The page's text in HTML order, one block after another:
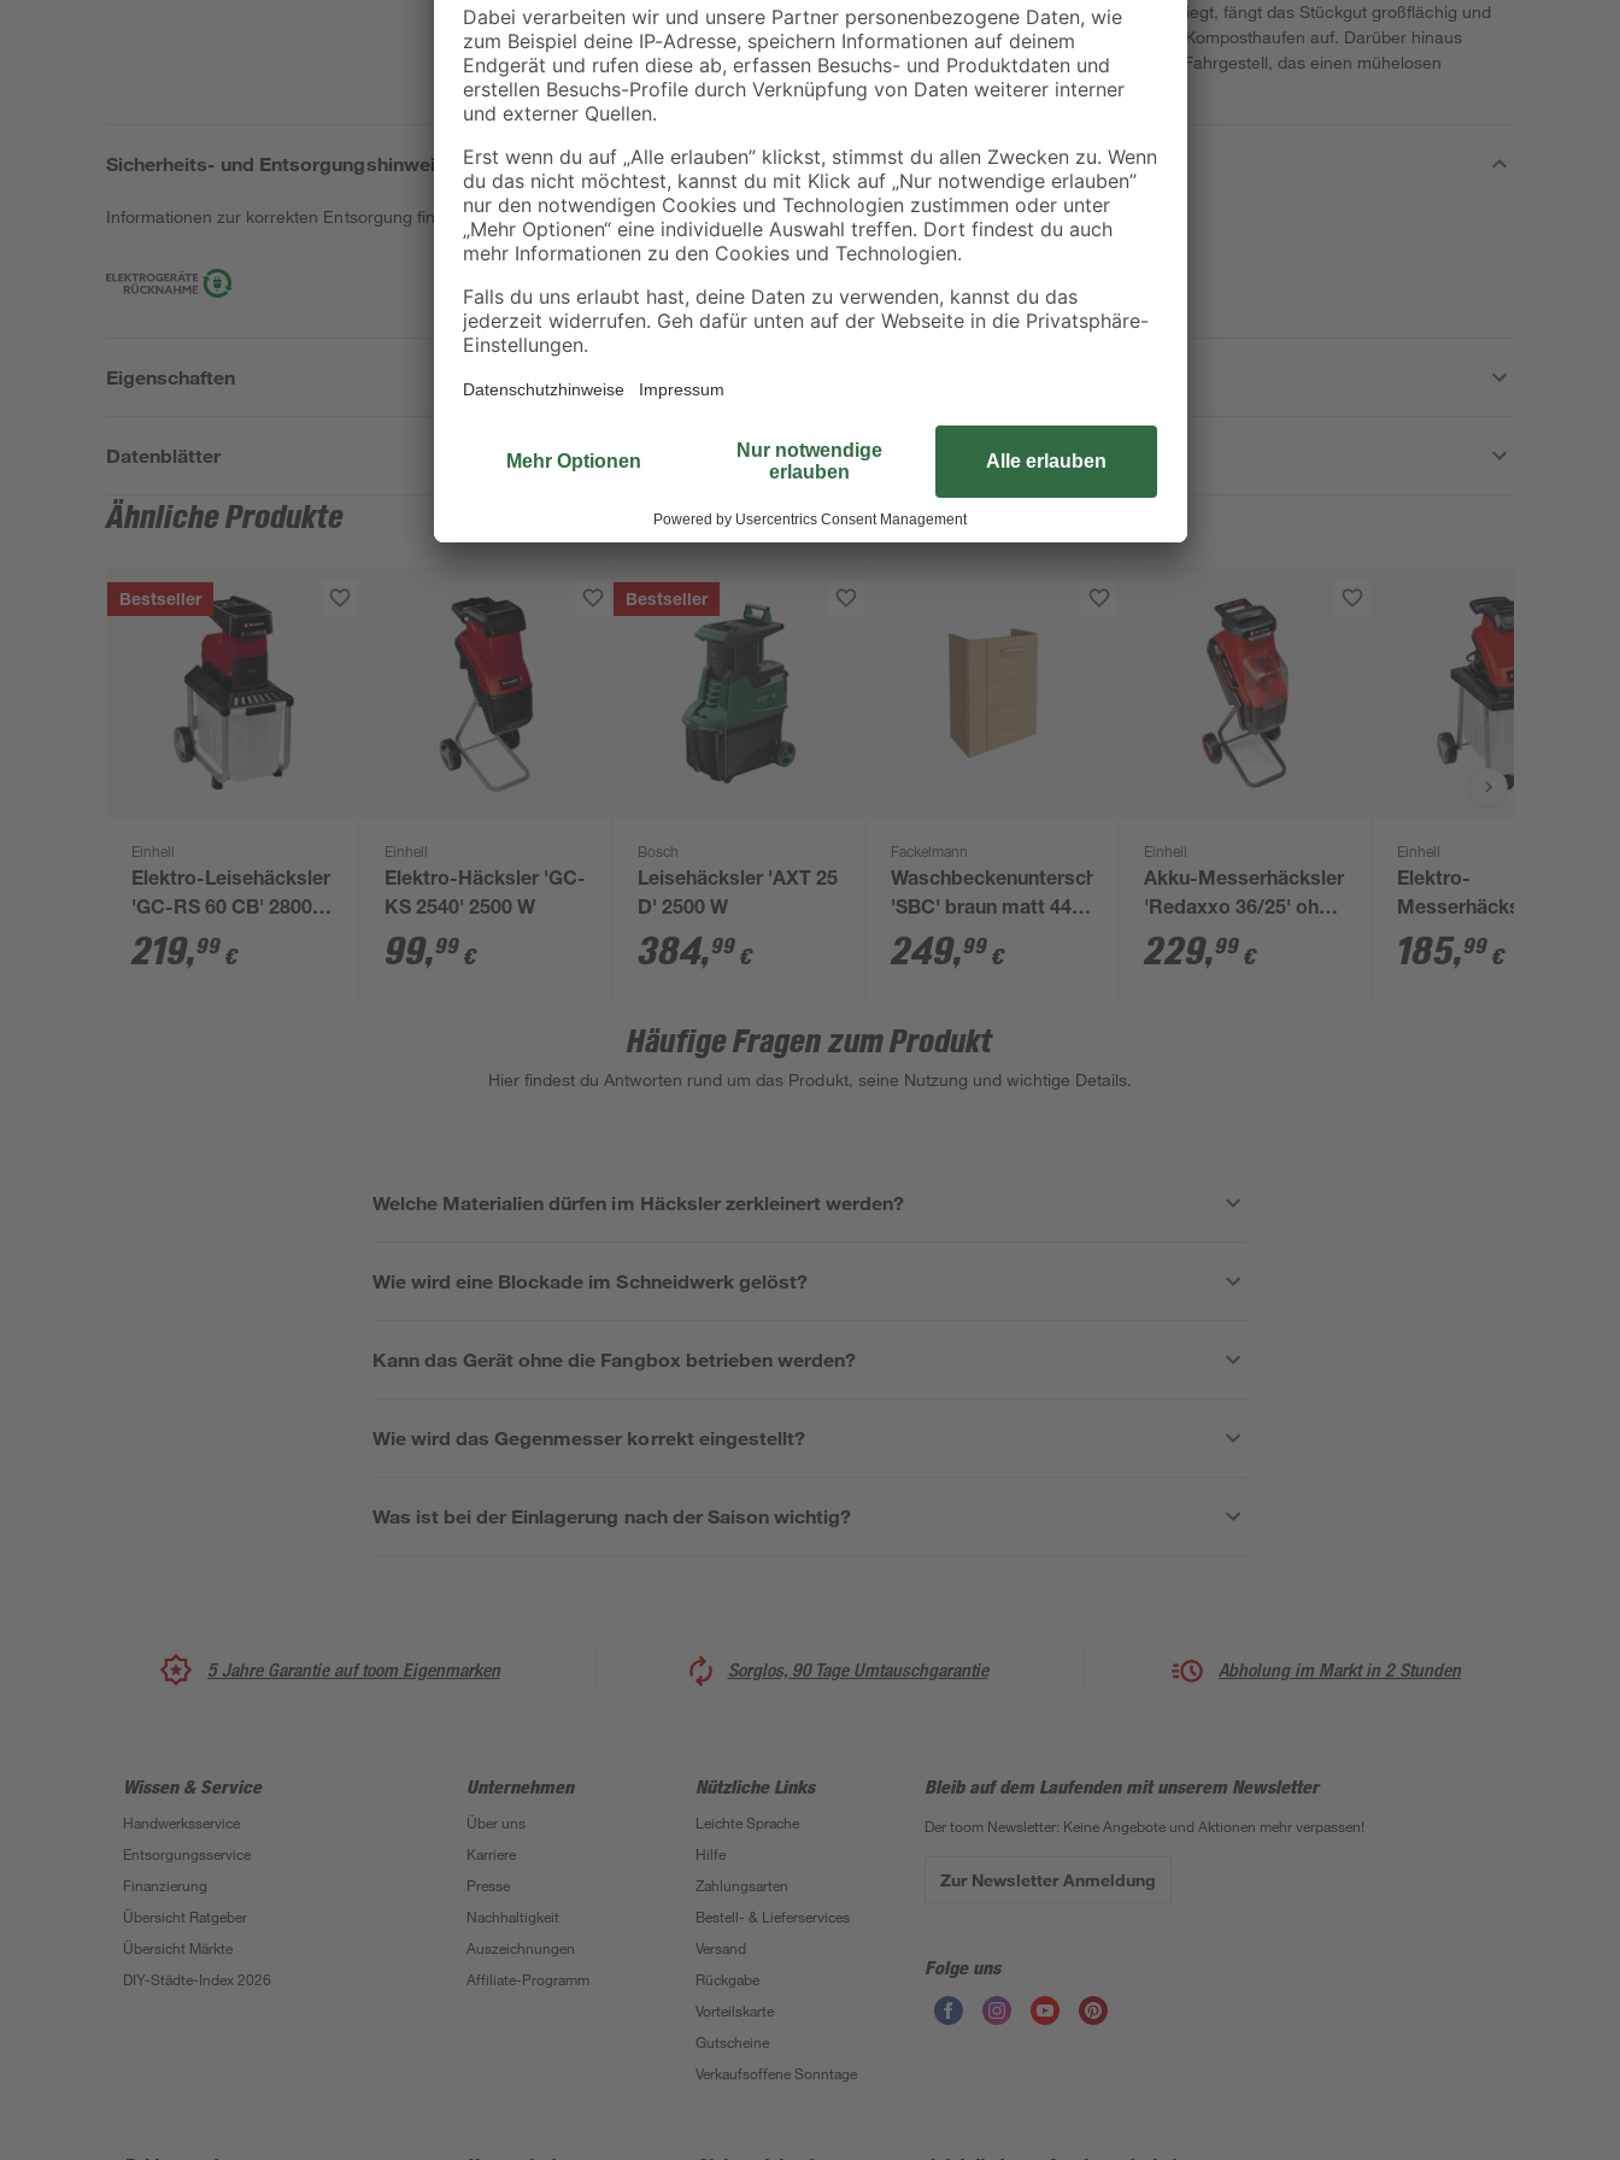
Ein Gartenabfallsack, der dem Lieferumfang beiliegt, fängt das Stückgut großflächig und
sicher für den Gang zur Biomülltonne oder zum Komposthaufen auf. Darüber hinaus
verfügt der GC-RS über ein widerstandsfähiges Fahrgestell, das einen mühelosen
Transport des Geräts sicherstellt.
Sicherheits- und Entsorgungshinweise
Informationen zur korrekten Entsorgung findest du hier.
Eigenschaften
Datenblätter
Ähnliche Produkte
Bestseller
Einhell
Elektro-Leisehäcksler
'GC-RS 60 CB' 2800
W
219,99 €
Einhell
Elektro-Häcksler 'GC-
KS 2540' 2500 W
99,99 €
Bestseller
Bosch
Leisehäcksler 'AXT 25
D' 2500 W
384,99 €
Fackelmann
Waschbeckenunterschrank
'SBC' braun matt 44 x
60 x 24,3 cm rechts
249,99 €
Einhell
Akku-Messerhäcksler
'Redaxxo 36/25' ohne
Akku, Power X-
Change
229,99 €
Einhell
Elektro-
Messerhäcksler 'GC-
KS 2540 CB' 2500 W
185,99 €
Häufige Fragen zum Produkt
Hier findest du Antworten rund um das Produkt, seine Nutzung und wichtige Details.
Welche Materialien dürfen im Häcksler zerkleinert werden?
Wie wird eine Blockade im Schneidwerk gelöst?
Kann das Gerät ohne die Fangbox betrieben werden?
Wie wird das Gegenmesser korrekt eingestellt?
Was ist bei der Einlagerung nach der Saison wichtig?
5 Jahre Garantie auf toom Eigenmarken Sorglos, 90 Tage Umtauschgarantie Abholung im Markt in 2 Stunden
Wissen & Service
Handwerksservice
Entsorgungsservice
Finanzierung
Übersicht Ratgeber
Übersicht Märkte
DIY-Städte-Index 2026
Unternehmen
Über uns
Karriere
Presse
Nachhaltigkeit
Auszeichnungen
Affiliate-Programm
Nützliche Links
Leichte Sprache
Hilfe
Zahlungsarten
Bestell- & Lieferservices
Versand
Rückgabe
Vorteilskarte
Gutscheine
Verkaufsoffene Sonntage
Bleib auf dem Laufenden mit unserem Newsletter
Der toom Newsletter: Keine Angebote und Aktionen mehr verpassen!
Zur Newsletter Anmeldung
Folge uns